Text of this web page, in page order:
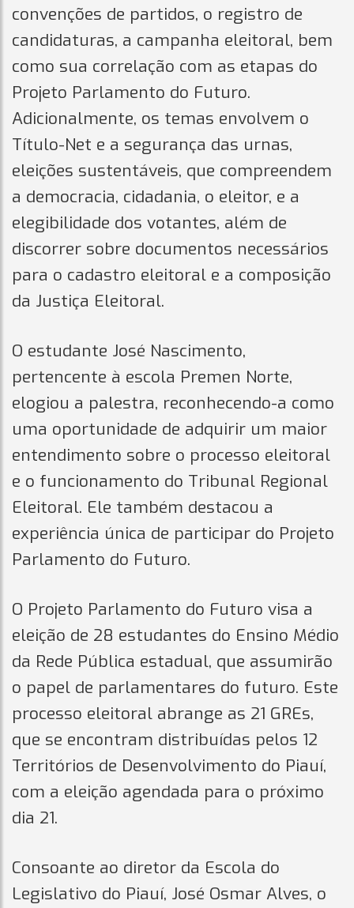
convenções de partidos, o registro de
candidaturas, a campanha eleitoral, bem
como sua correlação com as etapas do
Projeto Parlamento do Futuro.
Adicionalmente, os temas envolvem o
Título-Net e a segurança das urnas,
eleições sustentáveis, que compreendem
a democracia, cidadania, o eleitor, e a
elegibilidade dos votantes, além de
discorrer sobre documentos necessários
para o cadastro eleitoral e a composição
da Justiça Eleitoral.
O estudante José Nascimento,
pertencente à escola Premen Norte,
elogiou a palestra, reconhecendo-a como
uma oportunidade de adquirir um maior
entendimento sobre o processo eleitoral
e o funcionamento do Tribunal Regional
Eleitoral. Ele também destacou a
experiência única de participar do Projeto
Parlamento do Futuro.
O Projeto Parlamento do Futuro visa a
eleição de 28 estudantes do Ensino Médio
da Rede Pública estadual, que assumirão
o papel de parlamentares do futuro. Este
processo eleitoral abrange as 21 GREs,
que se encontram distribuídas pelos 12
Territórios de Desenvolvimento do Piauí,
com a eleição agendada para o próximo
dia 21.
Consoante ao diretor da Escola do
Legislativo do Piauí, José Osmar Alves, o